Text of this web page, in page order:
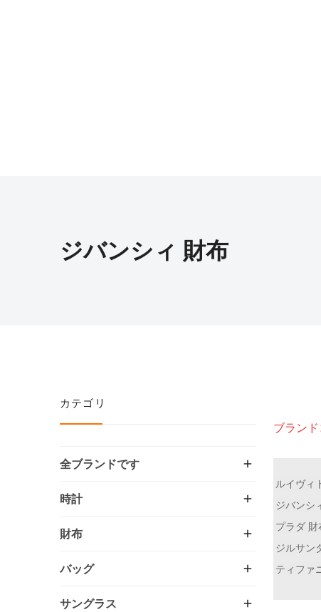
ジバンシィ 財布
ブラン
ルイヴィ
ジバンシ
プラダ 財
ジルサン
ティファ
カテゴリ
全ブランドです
時計
財布
バッグ
サングラス